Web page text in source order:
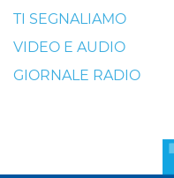
TI SEGNALIAMO
VIDEO E AUDIO
GIORNALE RADIO